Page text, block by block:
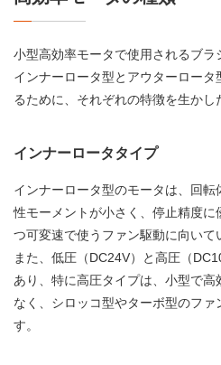
小型高効率モータで使用されるブラ
インナーロータ型とアウターロー
るために、それぞれの特徴を生かし
インナーロータタイプ
インナーロータ型のモータは、回
性モーメントが小さく、停止精度
つ可変速で使うファン駆動に向いて
また、低圧（DC24V）と高圧（
あり、特に高圧タイプは、小型で
なく、シロッコ型やターボ型のファ
す。